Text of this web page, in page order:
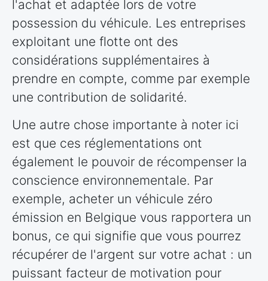
l'achat et adaptée lors de votre
possession du véhicule. Les entreprises
exploitant une flotte ont des
considérations supplémentaires à
prendre en compte, comme par exemple
une contribution de solidarité.
Une autre chose importante à noter ici
est que ces réglementations ont
également le pouvoir de récompenser la
conscience environnementale. Par
exemple, acheter un véhicule zéro
émission en Belgique vous rapportera un
bonus, ce qui signifie que vous pourrez
récupérer de l'argent sur votre achat : un
puissant facteur de motivation pour